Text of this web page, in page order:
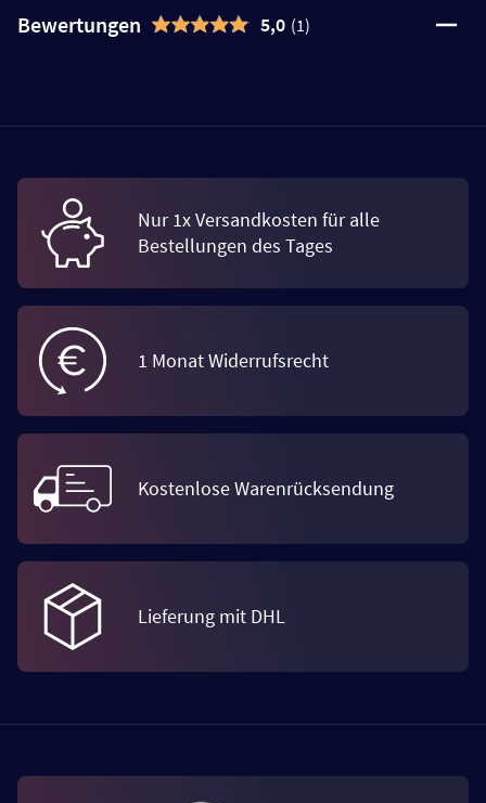
Bewertungen 5,0 (1)
Nur 1x Versandkosten für alle
Bestellungen des Tages
1 Monat Widerrufsrecht
Kostenlose Warenrücksendung
Lieferung mit DHL